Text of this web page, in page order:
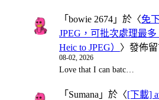
「 bowie 2674 」於〈免
JPEG，可批次處理最
Heic to JPEG） 〉發佈
08-02, 2026
Love that I can batc…
「 Sumana 」於〈[下載]